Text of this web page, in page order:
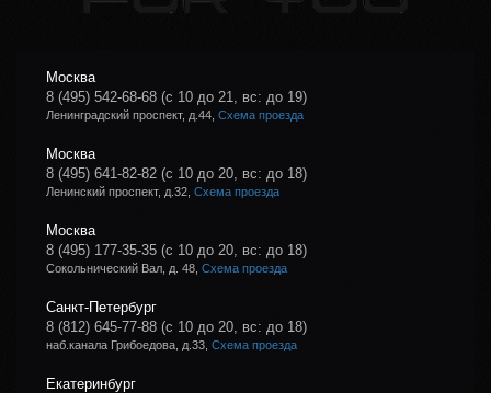
Москва
8 (495) 542-68-68 (с 10 до 21, вс: до 19)
Ленинградский проспект, д.44, Схема проезда
Москва
8 (495) 641-82-82 (с 10 до 20, вс: до 18)
Ленинский проспект, д.32, Схема проезда
Москва
8 (495) 177-35-35 (с 10 до 20, вс: до 18)
Сокольнический Вал, д. 48, Схема проезда
Санкт-Петербург
8 (812) 645-77-88 (с 10 до 20, вс: до 18)
наб.канала Грибоедова, д.33, Схема проезда
Екатеринбург